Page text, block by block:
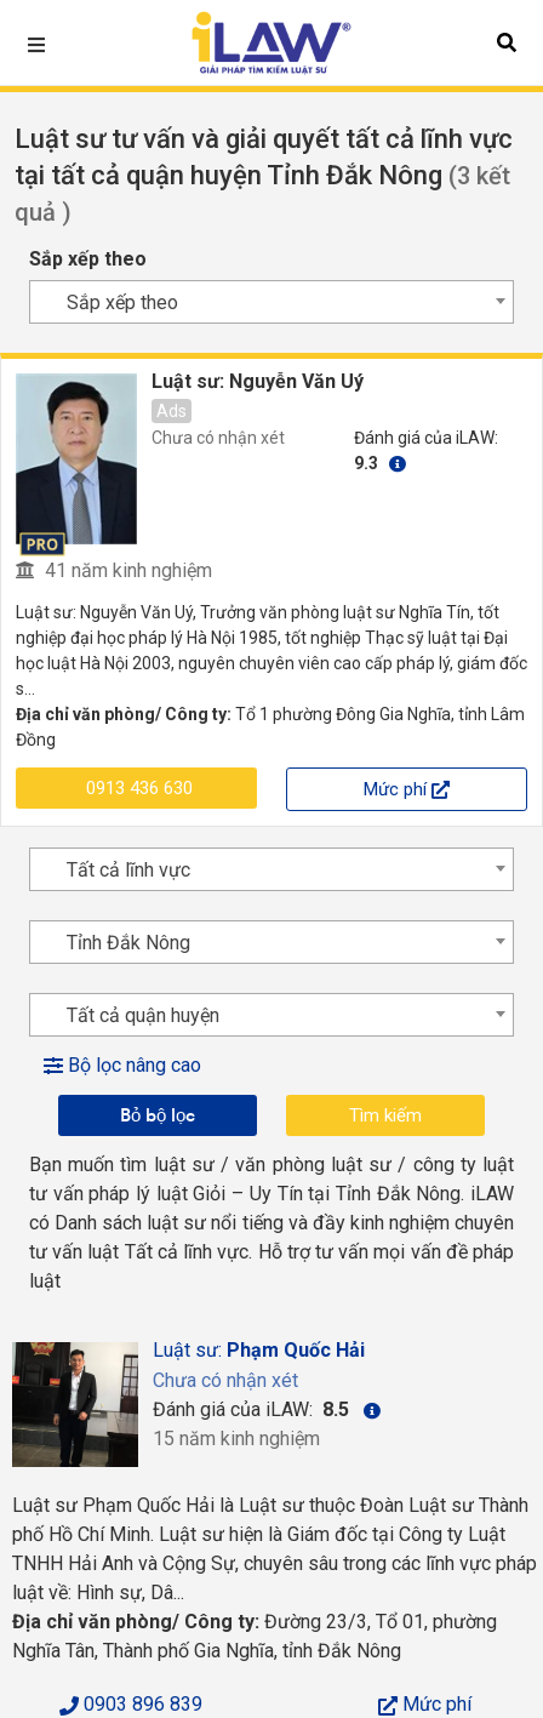
Luật sư tư vấn và giải quyết tất cả lĩnh vực
tại tất cả quận huyện Tỉnh Đắk Nông (3 kết
quả )
Sắp xếp theo
Sắp xếp theo
Luật sư: Nguyễn Văn Uý
Ads
Chưa có nhận xét
Đánh giá của iLAW:
9.3
41 năm kinh nghiệm
Luật sư: Nguyễn Văn Uý, Trưởng văn phòng luật sư Nghĩa Tín, tốt
nghiệp đại học pháp lý Hà Nội 1985, tốt nghiệp Thạc sỹ luật tại Đại
học luật Hà Nội 2003, nguyên chuyên viên cao cấp pháp lý, giám đốc
s...
Địa chỉ văn phòng/ Công ty: Tổ 1 phường Đông Gia Nghĩa, tỉnh Lâm
Đồng
0913 436 630 Mức phí
Tất cả lĩnh vực
Tỉnh Đắk Nông
Tất cả quận huyện
Bộ lọc nâng cao
Bỏ bộ lọc
Bạn muốn tìm luật sư / văn phòng luật sư / công ty luật
tư vấn pháp lý luật Giỏi – Uy Tín tại Tỉnh Đắk Nông. iLAW
có Danh sách luật sư nổi tiếng và đầy kinh nghiệm chuyên
tư vấn luật Tất cả lĩnh vực. Hỗ trợ tư vấn mọi vấn đề pháp
luật
Luật sư: Phạm Quốc Hải
Chưa có nhận xét
Đánh giá của iLAW: 8.5
15 năm kinh nghiệm
Luật sư Phạm Quốc Hải là Luật sư thuộc Đoàn Luật sư Thành
phố Hồ Chí Minh. Luật sư hiện là Giám đốc tại Công ty Luật
TNHH Hải Anh và Cộng Sự, chuyên sâu trong các lĩnh vực pháp
luật về: Hình sự, Dâ...
Địa chỉ văn phòng/ Công ty: Đường 23/3, Tổ 01, phường
Nghĩa Tân, Thành phố Gia Nghĩa, tỉnh Đắk Nông
0903 896 839
Mức phí